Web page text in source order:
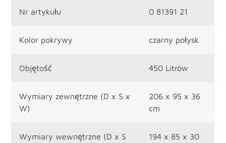
Nr artykułu 0 81391 21
Kolor pokrywy czarny połysk
Objętość 450 Litrów
Wymiary zewnętrzne (D x S x
W)
206 x 95 x 36
cm
Wymiary wewnętrzne (D x S
194 x 85 x 30